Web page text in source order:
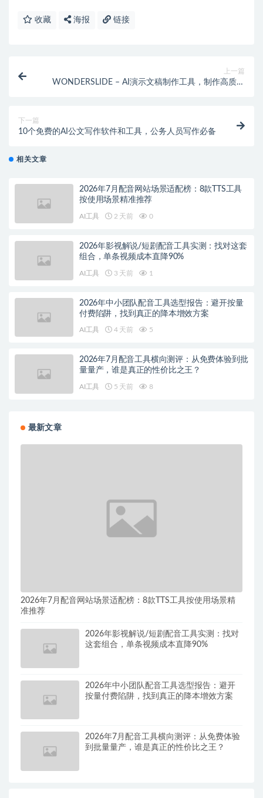
收藏 海报 链接
上一篇
WONDERSLIDE – AI演示文稿制作工具，制作高质量
下一篇
10个免费的AI公文写作软件和工具，公务人员写作必备
相关文章
2026年7月配音网站场景适配榜：8款TTS工具
按使用场景精准推荐
AI工具 2 天前 0
2026年影视解说/短剧配音工具实测：找对这套
组合，单条视频成本直降90%
AI工具 3 天前 1
2026年中小团队配音工具选型报告：避开按量
付费陷阱，找到真正的降本增效方案
AI工具 4 天前 5
2026年7月配音工具横向测评：从免费体验到批
量量产，谁是真正的性价比之王？
AI工具 5 天前 8
最新文章
2026年7月配音网站场景适配榜：8款TTS工具按使用场景精
准推荐
2026年影视解说/短剧配音工具实测：找对
这套组合，单条视频成本直降90%
2026年中小团队配音工具选型报告：避开
按量付费陷阱，找到真正的降本增效方案
2026年7月配音工具横向测评：从免费体验
到批量量产，谁是真正的性价比之王？